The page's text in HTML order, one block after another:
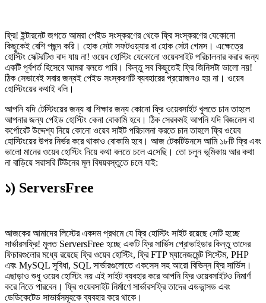
ফ্রি! ইন্টারনেট জগতে আমরা পেইড সংস্করণের থেকে ফ্রি সংস্করণের যেকোনো
কিছুকেই বেশি পছন্দ করি। হোক সেটা সফটওয়্যার বা হোক সেটা গেমস। এক্ষেত্রে
হোস্টিং সেক্টরটিও বাদ যায় না! ওয়েব হোস্টিং যেকোনো ওয়েবসাইট পরিচালনার করার জন্য
একটি পূর্বশর্ত হিসেবে আমরা বলতে পারি। কিন্তু সব কিছুতেই ফ্রি জিনিসটা ভালো নয়!
ঠিক সেভাবেই সবার জন্যই পেইড সংস্করণটি ব্যবহারের প্রয়োজনও হয় না। ওয়েব
হোস্টিংয়ের কথাই বলি।
আপনি যদি টেস্টিংয়ের জন্য বা শিক্ষার জন্য কোনো ফ্রি ওয়েবসাইট খুলতে চান তাহলে
আপনার জন্য পেইড হোস্টিং কেনা বোকামি হবে। ঠিক সেরকমই আপনি যদি বিজনেস বা
কর্পোরেট উদ্দেশ্য নিয়ে কোনো ওয়েব সাইট পরিচালনা করতে চান তাহলে ফ্রি ওয়েব
হোস্টিংয়ের উপর নির্ভর করে থাকাও বোকামি হবে। আজ টেকটিউনসে আমি ১৮টি ফ্রি এবং
ভালো মানের ওয়েব হোস্টিং নিয়ে কথা বলতে চলে এসেছি। তো চলুন ভূমিকায় আর কথা
না বাড়িয়ে সরাসরি টিউনের মূল বিষয়বস্তুতে চলে যাই:
১) ServersFree
আজকের আমাদের লিস্টের একদম প্রথমে যে ফ্রি হোস্টিং সাইট রয়েছে সেটি হচ্ছে
সার্ভারসফ্রি! মূলত ServersFree হচ্ছে একটি ফ্রি সার্ভিস প্রোভাইডার কিন্তু তাদের
ফিচারগুলোর মধ্যে রয়েছে ফ্রি ওয়েব হোস্টিং, ফ্রি FTP ম্যানেজমেন্ট সিস্টেম, PHP
এবং MySQL সুবিধা, SQL সার্ভারগুলোতে একসেস সহ আরো বিভিন্ন ফ্রি সার্ভিস।
এছাড়াও শুধু ওয়েব হোস্টিং নয় এই সাইট ব্যবহার করে আপনি ফ্রি ওয়েবসাইটও নিমার্ণ
করে নিতে পারবেন। ফ্রি ওয়েবসাইট নির্মাণে সার্ভারসফ্রি তাদের এডভান্সড এবং
ডেডিকেটেড সাভার্রসমূহকে ব্যবহার করে থাকে।